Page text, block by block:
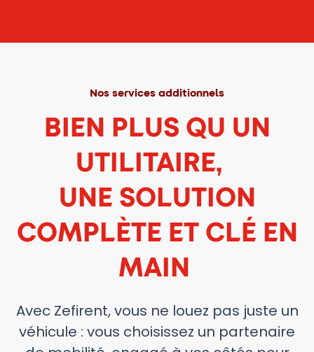
Nos services additionnels
BIEN PLUS QU UN
UTILITAIRE,
UNE SOLUTION
COMPLÈTE ET CLÉ EN
MAIN
Avec Zefirent, vous ne louez pas juste un
véhicule : vous choisissez un partenaire